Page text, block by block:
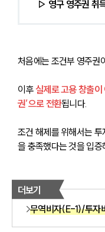
▷ 영구 영주권 취
처음에는 조건부 영주권
이후 실제로 고용 창출
권’으로 전환됩니다.
조건 해제를 위해서는
을 충족했다는 것을 입증
더보기
무역비자(E-1)/투자